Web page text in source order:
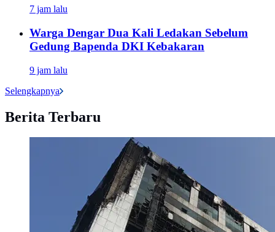
7 jam lalu
Warga Dengar Dua Kali Ledakan Sebelum
Gedung Bapenda DKI Kebakaran
9 jam lalu
Selengkapnya
Berita Terbaru